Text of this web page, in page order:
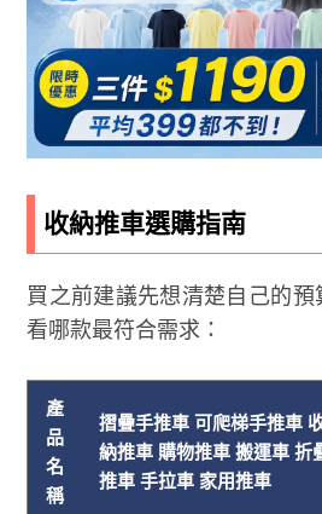
收納推車選購指南
買之前建議先想清楚自己的
看哪款最符合需求：
產
品
名
稱
摺疊手推車 可爬梯手推車
納推車 購物推車 搬運車 折
推車 手拉車 家用推車